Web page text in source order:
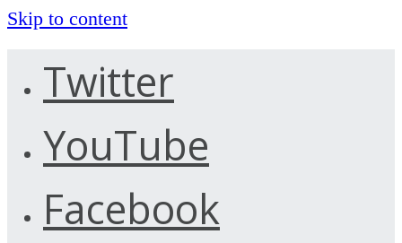
Skip to content
Twitter
YouTube
Facebook